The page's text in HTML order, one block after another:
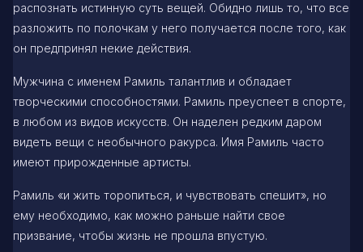
распознать истинную суть вещей. Обидно лишь то, что все
разложить по полочкам у него получается после того, как
он предпринял некие действия.
Мужчина с именем Рамиль талантлив и обладает
творческими способностями. Рамиль преуспеет в спорте,
в любом из видов искусств. Он наделен редким даром
видеть вещи с необычного ракурса. Имя Рамиль часто
имеют прирожденные артисты.
Рамиль «и жить торопиться, и чувствовать спешит», но
ему необходимо, как можно раньше найти свое
призвание, чтобы жизнь не прошла впустую.